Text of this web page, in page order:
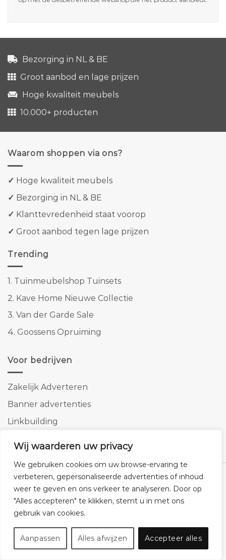
Wij waarderen uw privacy
We gebruiken cookies om uw browse-ervaring te
verbeteren, gepersonaliseerde advertenties of inhoud
weer te geven en ons verkeer te analyseren. Door op
"Alles accepteren" te klikken, stemt u in met ons
gebruik van cookies.
Aanpassen Alles afwijzen Accepteer alles
Bezorging in NL & BE
Groot aanbod en lage prijzen
Hoge kwaliteit meubels
10.000+ producten
Waarom shoppen via ons?
✓ Hoge kwaliteit meubels
✓ Bezorging in NL & BE
✓ Klanttevredenheid staat voorop
✓ Groot aanbod tegen lage prijzen
Trending
1. Tuinmeubelshop Tuinsets
2. Kave Home Nieuwe Collectie
3. Van der Garde Sale
4. Goossens Opruiming
Voor bedrijven
Zakelijk Adverteren
Banner advertenties
Linkbuilding
Klantenservice Cookies Privacybeleid Disclaimer
© 2026 -